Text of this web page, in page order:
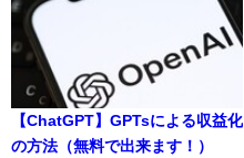
【ChatGPT】GPTsによる収益化
の方法（無料で出来ます！）